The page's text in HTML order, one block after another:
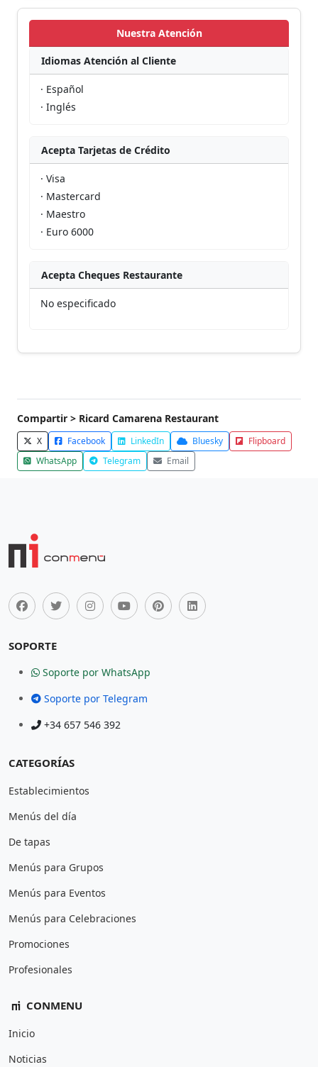
Nuestra Atención
Idiomas Atención al Cliente
· Español
· Inglés
Acepta Tarjetas de Crédito
· Visa
· Mastercard
· Maestro
· Euro 6000
Acepta Cheques Restaurante
No especificado
Compartir > Ricard Camarena Restaurant
X Facebook LinkedIn Bluesky
Flipboard
WhatsApp
Telegram Email
SOPORTE
Soporte por WhatsApp
Soporte por Telegram
+34 657 546 392
CATEGORÍAS
Establecimientos
Menús del día
De tapas
Menús para Grupos
Menús para Eventos
Menús para Celebraciones
Promociones
Profesionales
CONMENU
Inicio
Noticias